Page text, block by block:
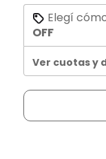
Elegí
OFF
Ver cuotas y